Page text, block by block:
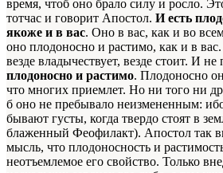
время, чтоб оно брало силу и росло.
тотчас и говорит Апостол. И есть
якоже и в вас. Оно в вас, как и во
оно плодоносно и растимо, как и в
везде владычествует, везде стоит. И не
плодоносно и растимо. Плодоносно
что многих приемлет. Но ни того ни
б оно не пребывало неизмененным:
бывают густы, когда твердо стоят в
блаженный Феофилакт). Апостол так
мысль, что плодоносность и
неотъемлемое его свойство. Только